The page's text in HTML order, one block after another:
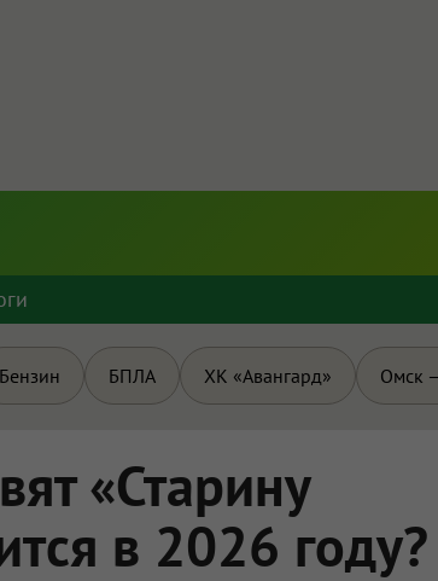
Бензин БПЛА ХК «Авангард» Омск
«Старину
в 2026 году?